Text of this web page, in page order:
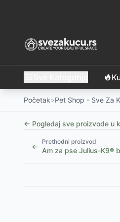
Početak>Pet Shop - Sve Za
← Pogledaj sve proizvode u
←
Prethodni proizvod
Am za pse Julius-K9®
Automatski povodac za
Korpa za pse sa
Ovaj proizvod nije